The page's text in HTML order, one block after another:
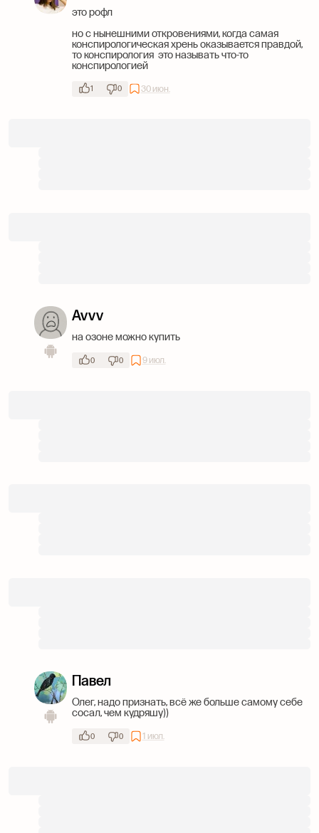
это рофл
но с нынешними откровениями, когда самая
конспирологическая хрень оказывается правдой,
то конспирология это называть что-то
конспирологией
1 0 30 июн.
Avvv
на озоне можно купить
0 0 9 июл.
Павел
Олег, надо признать, всё же больше самому себе
сосал, чем кудряшу))
0 0 1 июл.